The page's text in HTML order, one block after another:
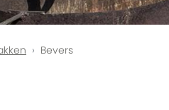
Bevers